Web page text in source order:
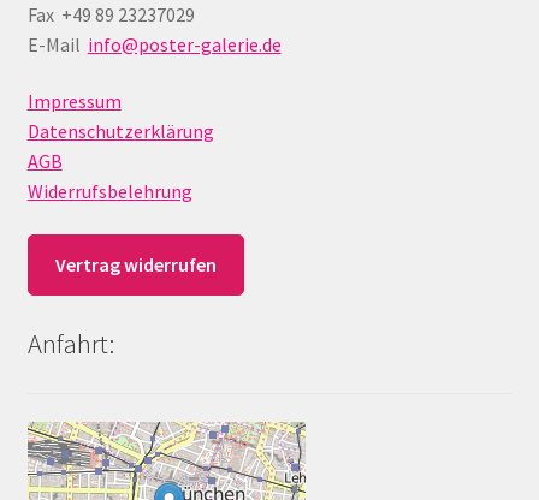
Fax +49 89 23237029
E-Mail info@poster-galerie.de
Impressum
Datenschutzerklärung
AGB
Widerrufsbelehrung
Vertrag widerrufen
Anfahrt: